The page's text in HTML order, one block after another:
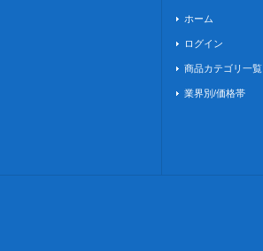
ホーム
ログイン
商品カテゴリ一覧
業界別/価格帯